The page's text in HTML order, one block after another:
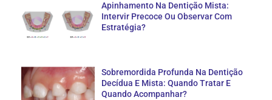
Apinhamento Na Dentição Mista:
Intervir Precoce Ou Observar Com
Estratégia?
Sobremordida Profunda Na Dentição
Decídua E Mista: Quando Tratar E
Quando Acompanhar?